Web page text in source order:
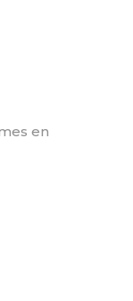
en